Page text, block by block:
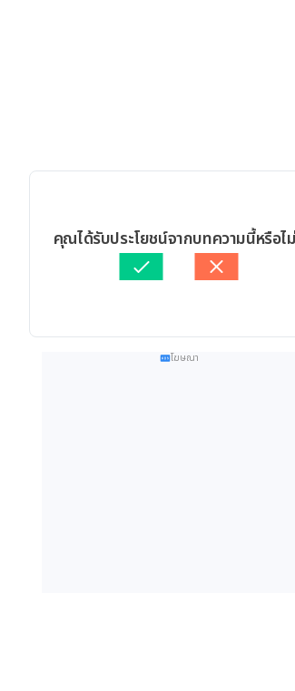
คุณได้รับประโยชน์จากบทความนี้หรือไ
โฆษณา